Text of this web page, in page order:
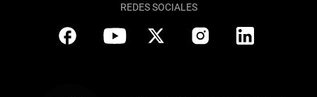
REDES SOCIALES